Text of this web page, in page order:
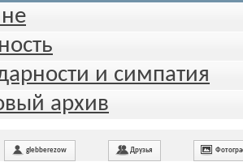
и симпатия
архив
glebberezow Друзья